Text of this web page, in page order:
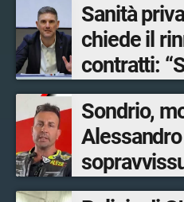
Sanità
chiede il
contratti:
salari
Sondrio,
ustioni